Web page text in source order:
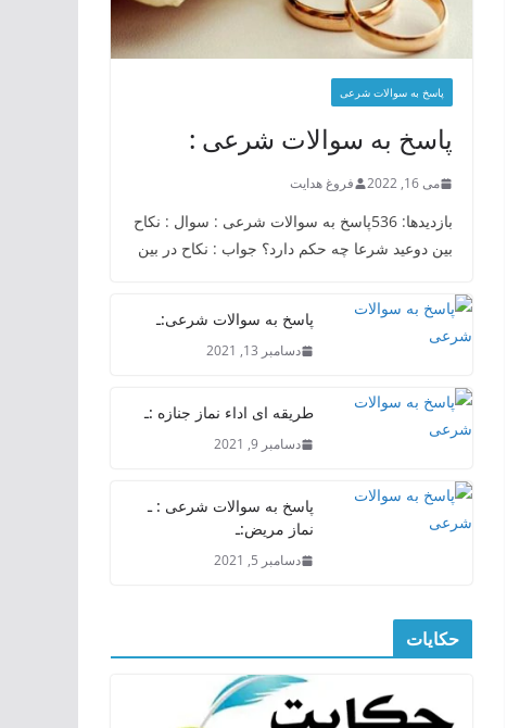
پاسخ به سوالات شرعی
پاسخ به سوالات شرعی :
می 16, 2022 فروغ هدایت
بازدیدها: 536پاسخ به سوالات شرعی : سوال : نکاح
بین دوعید شرعا چه حکم دارد؟ جواب : نکاح در بین
پاسخ به سوالات شرعی:ـ
دسامبر 13, 2021
طریقه ای اداء نماز جنازه :ـ
دسامبر 9, 2021
پاسخ به سوالات شرعی : ـ
نماز مریض:ـ
دسامبر 5, 2021
حکایات